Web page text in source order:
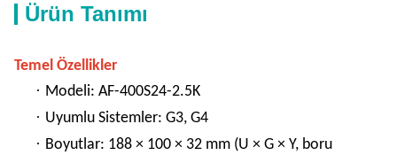
Ürün Tanımı
Temel Özellikler
· Modeli: AF-400S24-2.5K
· Uyumlu Sistemler: G3, G4
· Boyutlar: 188 × 100 × 32 mm (U × G × Y, boru